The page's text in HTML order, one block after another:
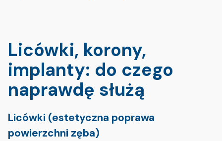
Licówki, korony,
implanty: do czego
naprawdę służą
Licówki (estetyczna poprawa
powierzchni zęba)